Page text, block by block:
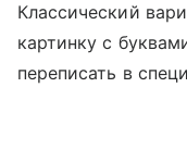
Классический
картинку с
переписать в